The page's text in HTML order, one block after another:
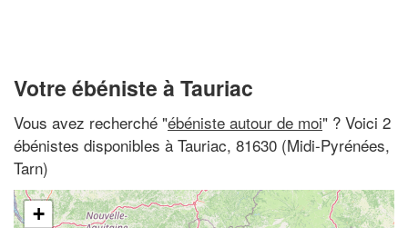
Votre ébéniste à Tauriac
Vous avez recherché "ébéniste autour de moi" ? Voici 2
ébénistes disponibles à Tauriac, 81630 (Midi-Pyrénées,
Tarn)
+